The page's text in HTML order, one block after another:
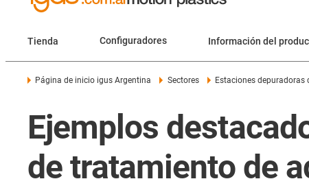
Tienda Configuradores Información del
Página de inicio igus Argentina Sectores Estaciones depuradoras
Ejemplos
de tratamiento de